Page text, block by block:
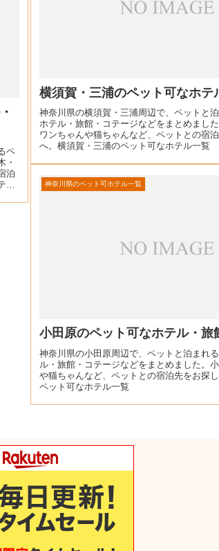
横須賀・三浦のペット可なホテ
神奈川県の横須賀・三浦周辺で、ペットと
ホテル・旅館・コテージなどをまとめまし
ワンちゃんや猫ちゃんなど、ペットとの宿
へ。横須賀・三浦のペット可なホテル一覧
ペ
・
泊
神奈川県のペット可ホテル一覧
小田原のペット可なホテル・旅
神奈川県の小田原周辺で、ペットと泊まれ
ル・旅館・コテージなどをまとめました。
や猫ちゃんなど、ペットとの宿泊先をお探
ペット可なホテル一覧